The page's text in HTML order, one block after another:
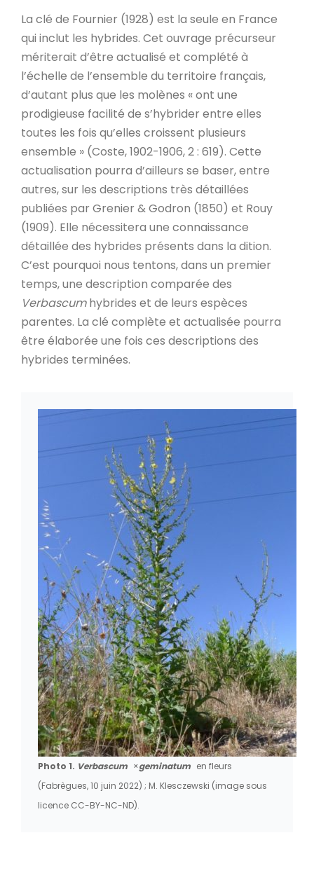
La clé de Fournier (1928) est la seule en France
qui inclut les hybrides. Cet ouvrage précurseur
mériterait d’être actualisé et complété à
l’échelle de l’ensemble du territoire français,
d’autant plus que les molènes « ont une
prodigieuse facilité de s’hybrider entre elles
toutes les fois qu’elles croissent plusieurs
ensemble » (Coste, 1902-1906, 2 : 619). Cette
actualisation pourra d’ailleurs se baser, entre
autres, sur les descriptions très détaillées
publiées par Grenier & Godron (1850) et Rouy
(1909). Elle nécessitera une connaissance
détaillée des hybrides présents dans la dition.
C’est pourquoi nous tentons, dans un premier
temps, une description comparée des
Verbascumhybrides et de leurs espèces
parentes. La clé complète et actualisée pourra
être élaborée une fois ces descriptions des
hybrides terminées.
Photo 1. Verbascum ×geminatum en fleurs
(Fabrègues, 10 juin 2022) ; M. Klesczewski (image sous
licence CC-BY-NC-ND).